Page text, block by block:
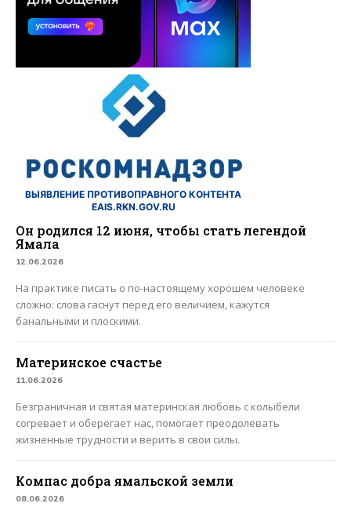
ВЫЯВЛЕНИЕ ПРОТИВОПРАВНОГО КОНТЕНТА
EAIS.RKN.GOV.RU
Он родился 12 июня, чтобы стать легендой
Ямала
12.06.2026
На практике писать о по-настоящему хорошем человеке
сложно: слова гаснут перед его величием, кажутся
банальными и плоскими.
Материнское счастье
11.06.2026
Безграничная и святая материнская любовь с колыбели
согревает и оберегает нас, помогает преодолевать
жизненные трудности и верить в свои силы.
Компас добра ямальской земли
08.06.2026